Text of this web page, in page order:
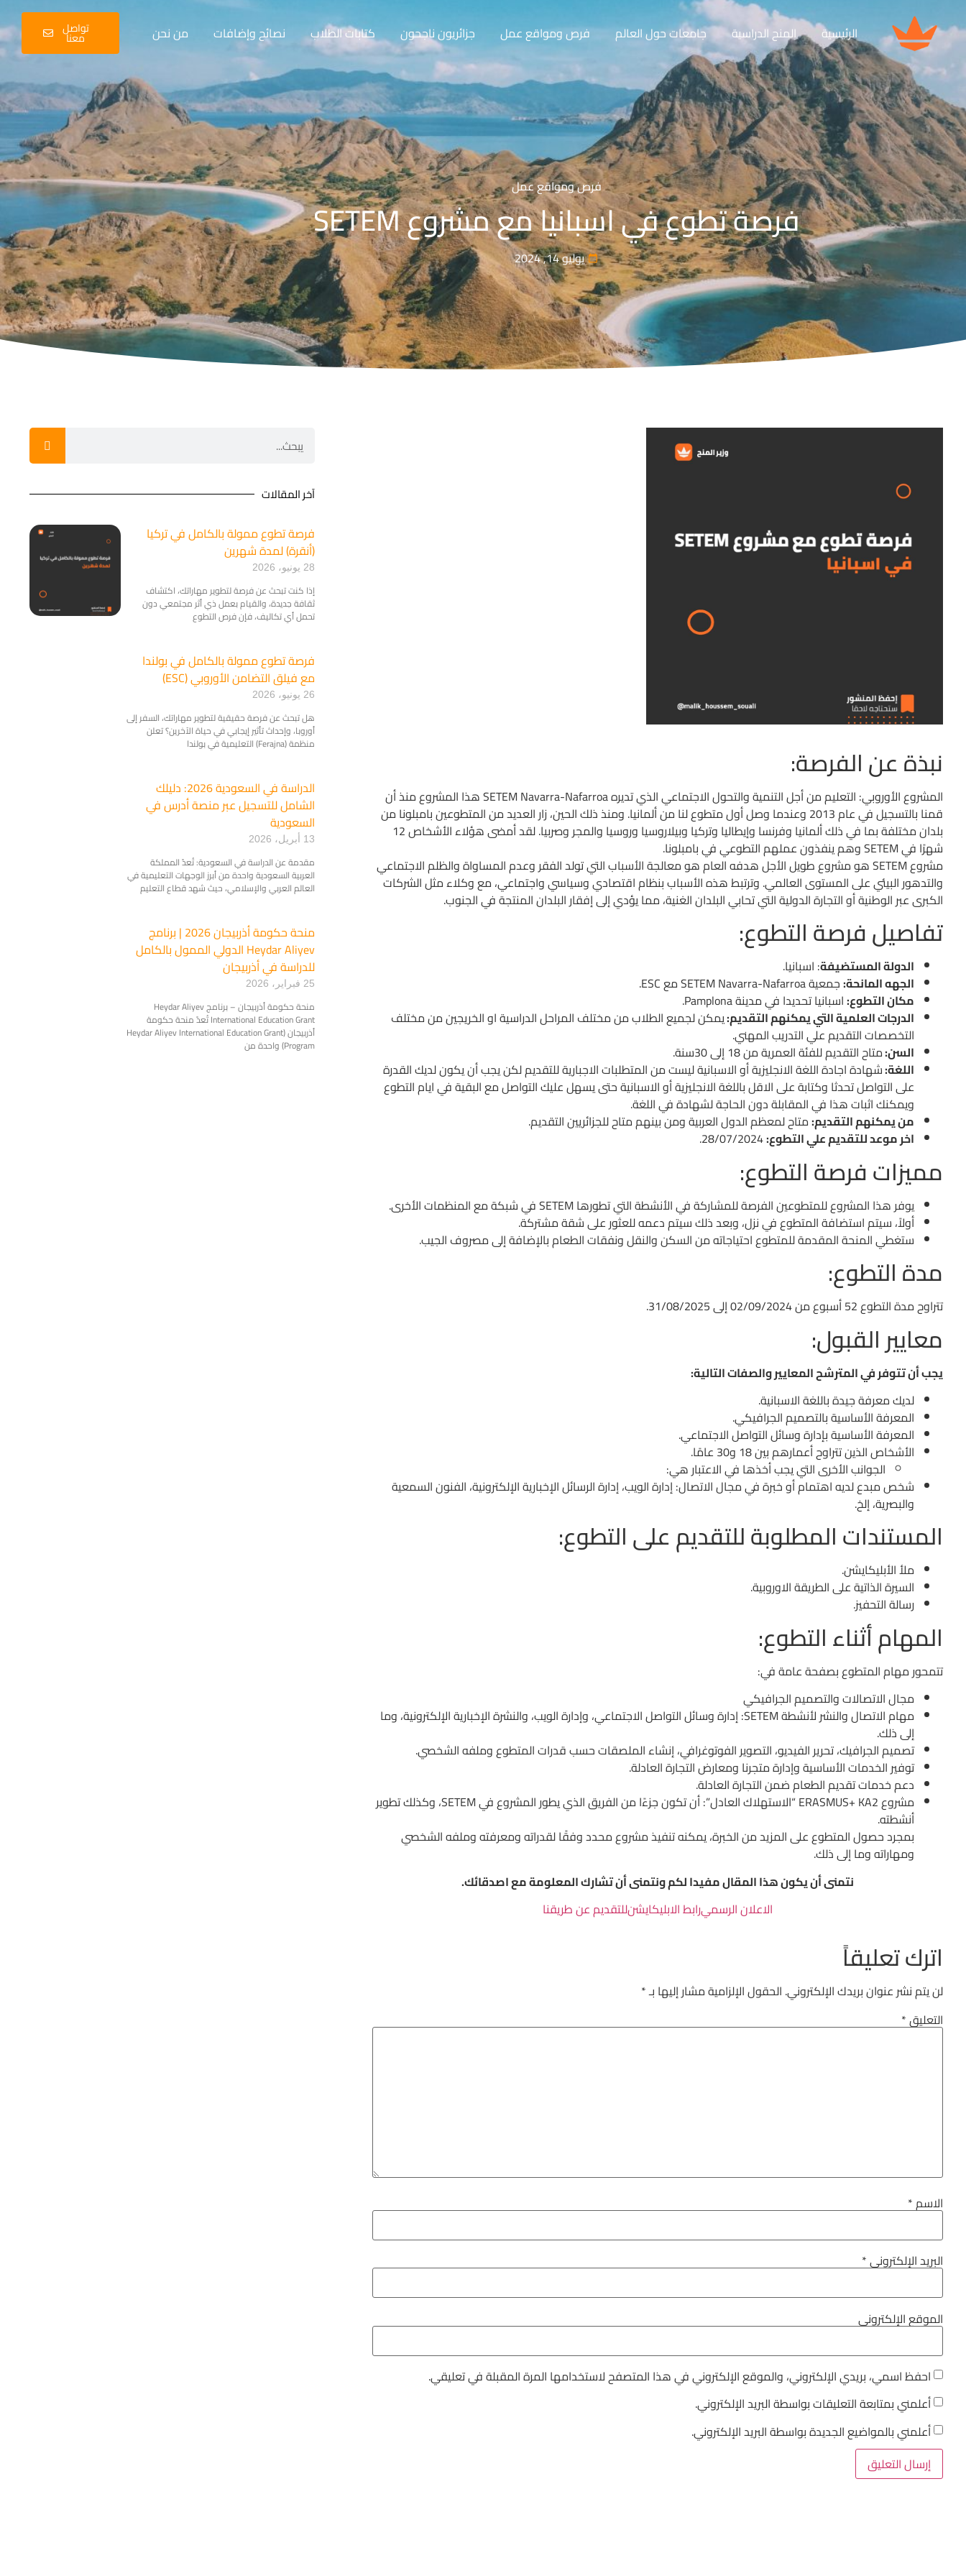
الرئيسية المنح الدراسية جامعات حول العالم فرص ومواقع عمل جزائريون ناجحون كتابات الطلاب نصائح وإضافات من نحن تواصل
معنا
فرص ومواقع عمل
فرصة تطوع في اسبانيا مع مشروع SETEM
يوليو 14, 2024
نبذة عن الفرصة:
المشروع الأوروبي: التعليم من أجل التنمية والتحول الاجتماعي الذي تديره SETEM Navarra-Nafarroa هذا المشروع منذ أن
قمنا بالتسجيل في عام 2013 وعندما وصل أول متطوع لنا من ألمانيا. ومنذ ذلك الحين، زار العديد من المتطوعين بامبلونا من
بلدان مختلفة بما في ذلك ألمانيا وفرنسا وإيطاليا وتركيا وبيلاروسيا وروسيا والمجر وصربيا. لقد أمضى هؤلاء الأشخاص 12
شهرًا في SETEM وهم ينفذون عملهم التطوعي في بامبلونا.
مشروع SETEM هو مشروع طويل الأجل هدفه العام هو معالجة الأسباب التي تولد الفقر وعدم المساواة والظلم الاجتماعي
والتدهور البيئي على المستوى العالمي. وترتبط هذه الأسباب بنظام اقتصادي وسياسي واجتماعي، مع وكلاء مثل الشركات
الكبرى عبر الوطنية أو التجارة الدولية التي تحابي البلدان الغنية، مما يؤدي إلى إفقار البلدان المنتجة في الجنوب.
تفاصيل فرصة التطوع:
الدولة المستضيفة: اسبانيا.
الجهه المانحة:جمعية SETEM Navarra-Nafarroa مع ESC.
مكان التطوع:اسبانيا تحديدا في مدينة Pamplona.
الدرجات العلمية التي يمكنهم التقديم:يمكن لجميع الطلاب من مختلف المراحل الدراسية او الخريجين من مختلف
التخصصات التقديم علي التدريب المهني.
السن:متاح التقديم للفئة العمرية من 18 إلى 30سنة.
اللغة:شهادة اجادة اللغة الانجليزية أو الاسبانية ليست من المتطلبات الاجبارية للتقديم لكن يجب أن يكون لديك القدرة
على التواصل تحدثا وكتابة على الاقل باللغة الانجليزية أو الاسبانية حتى يسهل عليك التواصل مع البقية في ايام التطوع
ويمكنك اثبات هذا في المقابلة دون الحاجة لشهادة في اللغة.
من يمكنهم التقديم:متاح لمعظم الدول العربية ومن بينهم متاح للجزائريين التقديم.
اخر موعد للتقديم علي التطوع:
مميزات فرصة التطوع:
يوفر هذا المشروع للمتطوعين الفرصة للمشاركة في الأنشطة التي تطورها SETEM في شبكة مع المنظمات الأخرى.
أولاً، سيتم استضافة المتطوع في نزل، وبعد ذلك سيتم دعمه للعثور على شقة مشتركة.
ستغطي المنحة المقدمة للمتطوع احتياجاته من السكن والنقل ونفقات الطعام بالإضافة إلى مصروف الجيب.
مدة التطوع:
تتراوح مدة التطوع 52 أسبوع من 02/09/2024 إلى 31/08/2025.
معايير القبول:
يجب أن تتوفر في المترشح المعايير والصفات التالية:
لديك معرفة جيدة باللغة الاسبانية.
المعرفة الأساسية بالتصميم الجرافيكي.
المعرفة الأساسية بإدارة وسائل التواصل الاجتماعي.
الأشخاص الذين تتراوح أعمارهم بين 18 و30 عامًا.
الجوانب الأخرى التي يجب أخذها في الاعتبار هي:
شخص مبدع لديه اهتمام أو خبرة في مجال الاتصال: إدارة الويب، إدارة الرسائل الإخبارية الإلكترونية، الفنون السمعية
والبصرية، إلخ.
المستندات المطلوبة للتقديم على التطوع:
ملأ الأبليكايشن.
السيرة الذاتية على الطريقة الاوروبية.
رسالة التحفيز.
المهام أثناء التطوع:
تتمحور مهام المتطوع بصفحة عامة في:
مجال الاتصالات والتصميم الجرافيكي
مهام الاتصال والنشر لأنشطة SETEM: إدارة وسائل التواصل الاجتماعي، وإدارة الويب، والنشرة الإخبارية الإلكترونية، وما
إلى ذلك.
تصميم الجرافيك، تحرير الفيديو، التصوير الفوتوغرافي، إنشاء الملصقات حسب قدرات المتطوع وملفه الشخصي.
توفير الخدمات الأساسية وإدارة متجرنا ومعارض التجارة العادلة.
دعم خدمات تقديم الطعام ضمن التجارة العادلة.
مشروع ERASMUS+ KA2 “الاستهلاك العادل”: أن تكون جزءًا من الفريق الذي يطور المشروع في SETEM، وكذلك تطوير
أنشطته.
بمجرد حصول المتطوع على المزيد من الخبرة، يمكنه تنفيذ مشروع محدد وفقًا لقدراته ومعرفته وملفه الشخصي
ومهاراته وما إلى ذلك.
نتمنى أن يكون هذا المقال مفيدا لكم ونتمنى أن تشارك المعلومة مع اصدقائك.
الاعلان الرسميرابط الابليكايشنللتقديم عن طريقنا
اترك تعليقاً
لن يتم نشر عنوان بريدك الإلكتروني. الحقول الإلزامية مشار إليها بـ*
التعليق*
الاسم*
البريد الإلكتروني*
الموقع الإلكتروني
احفظ اسمي، بريدي الإلكتروني، والموقع الإلكتروني في هذا المتصفح لاستخدامها المرة المقبلة في تعليقي.
أعلمني بمتابعة التعليقات بواسطة البريد الإلكتروني.
أعلمني بالمواضيع الجديدة بواسطة البريد الإلكتروني.
آخر المقالات
فرصة تطوع ممولة بالكامل في تركيا
(أنقرة) لمدة شهرين
28 يونيو، 2026
​إذا كنت تبحث عن فرصة لتطوير مهاراتك، اكتشاف
ثقافة جديدة، والقيام بعمل ذي أثر مجتمعي دون
تحمل أي تكاليف، فإن فرص التطوع
​فرصة تطوع ممولة بالكامل في بولندا
مع فيلق التضامن الأوروبي (ESC)
26 يونيو، 2026
هل تبحث عن فرصة حقيقية لتطوير مهاراتك، السفر إلى
أوروبا، وإحداث تأثير إيجابي في حياة الآخرين؟ تعلن
منظمة (Ferajna) التعليمية في بولندا
الدراسة في السعودية 2026: دليلك
الشامل للتسجيل عبر منصة أدرس في
السعودية
13 أبريل، 2026
مقدمة عن الدراسة في السعودية: تُعدّ المملكة
العربية السعودية واحدة من أبرز الوجهات التعليمية في
العالم العربي والإسلامي، حيث شهد قطاع التعليم
منحة حكومة أذربيجان 2026 | برنامج
Heydar Aliyev الدولي الممول بالكامل
للدراسة في أذربيجان
25 فبراير، 2026
منحة حكومة أذربيجان – برنامج Heydar Aliyev
International Education Grant تُعدّ منحة حكومة
أذربيجان (Heydar Aliyev International Education Grant
Program) واحدة من